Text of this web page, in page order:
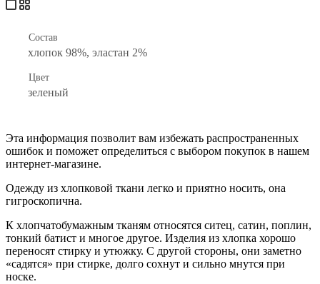
Состав
хлопок 98%, эластан 2%
Цвет
зеленый
Эта информация позволит вам избежать распространенных
ошибок и поможет определиться с выбором покупок в нашем
интернет-магазине.
Одежду из хлопковой ткани легко и приятно носить, она
гигроскопична.
К хлопчатобумажным тканям относятся ситец, сатин, поплин,
тонкий батист и многое другое. Изделия из хлопка хорошо
переносят стирку и утюжку. С другой стороны, они заметно
«садятся» при стирке, долго сохнут и сильно мнутся при
носке.